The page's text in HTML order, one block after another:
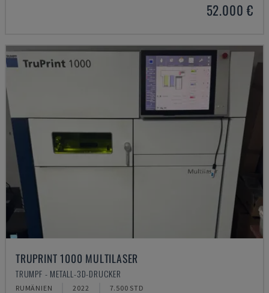
52.000 €
TRUPRINT 1000 MULTILASER
TRUMPF - METALL-3D-DRUCKER
RUMÄNIEN 2022 7.500 STD